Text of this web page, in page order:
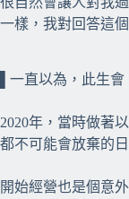
一樣，我對回答這
▌一直以為，此生
2020年，當時做著
都不可能會放棄的
開始經營也是個意